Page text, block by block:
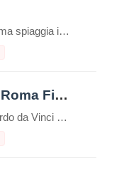
Baubeach®, la prima spiaggia in Italia per cani liberi e felici, a Maccarese, Comune di Fiumicino, è aperta e attende i suoi amati Soci. Il momento migliore dell’anno per godere della elioterapia è proprio questo, quindi l’Associazione Baubeach Village ha affrettato tutte le pratiche di ricomposizione della struttura, che ogni anno viene totalmente smontata dal […]
Aeroporto di Roma Fiumicino: esposte tre sculture etrusche di inestimabile valore
L’Aeroporto Leonardo da Vinci di Fiumicino aggiunge un nuovo tassello al suo percorso di valorizzazione culturale con l’inaugurazione dell’esposizione “Etruschi per l’eternità”, una mostra che celebra la raffinatezza della civiltà etrusca attraverso tre sculture provenienti dalle collezioni del Museo Nazionale Etrusco di Villa Giulia. Questo progetto rappresenta una straordinaria opportunità per migliaia di passeggeri, che possono immergersi […]